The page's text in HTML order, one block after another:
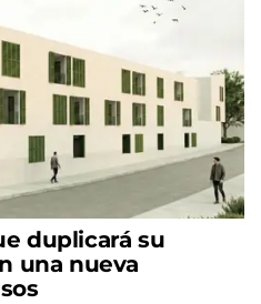
duplicará su
una nueva